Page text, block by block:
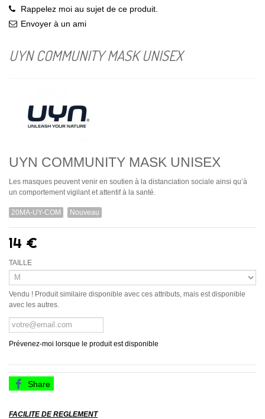
Rappelez moi au sujet de ce produit.
Envoyer à un ami
UYN COMMUNITY MASK UNISEX
UYN COMMUNITY MASK UNISEX
Les masques peuvent venir en soutien à la distanciation sociale ainsi qu’à
un comportement vigilant et attentif à la santé.
20MA-UY-COM Nouveau
14 €
TAILLE
Vendu ! Produit similaire disponible avec ces attributs, mais est disponible
avec les autres.
Prévenez-moi lorsque le produit est disponible
Share
FACILITE DE REGLEMENT